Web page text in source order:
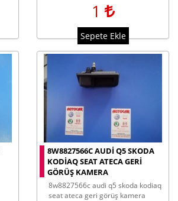
1
Sepete Ekle
8W8827566C AUDI Q5 SKODA
KODIAQ SEAT ATECA GERI
GÖRÜŞ KAMERA
8w8827566c audi q5 skoda kodiaq
seat ateca geri görüş kamera